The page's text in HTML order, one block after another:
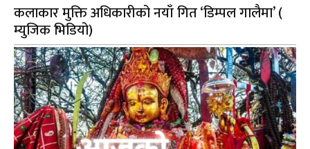
कलाकार मुक्ति अधिकारीको नयाँ गित ‘डिम्पल गालैमा’ (
म्युजिक भिडियो)